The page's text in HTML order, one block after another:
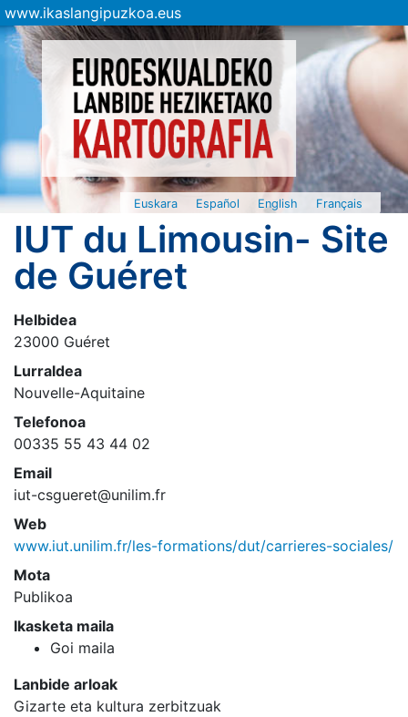
www.ikaslangipuzkoa.eus
Euskara Español English Français
IUT du Limousin- Site
de Guéret
Helbidea
23000 Guéret
Lurraldea
Nouvelle-Aquitaine
Telefonoa
00335 55 43 44 02
Email
iut-csgueret@unilim.fr
Web
www.iut.unilim.fr/les-formations/dut/carrieres-sociales/
Mota
Publikoa
Ikasketa maila
Goi maila
Lanbide arloak
Gizarte eta kultura zerbitzuak